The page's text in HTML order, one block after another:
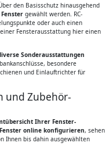
den Basisschutz hinausgehend
gewählt werden. RC-
oder auch einen
Fensterausstattung hier einen
Sonderausstattungen
besondere
und Einlauftrichter für
und Zubehör-
Ihrer Fenster-
Fenster online konfigurieren, sehen
Ihnen bis dahin ausgewählten